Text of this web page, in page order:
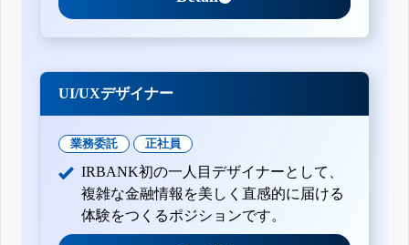
UI/UXデザイナー
業務委託 正社員
IRBANK初の一人目デザイナーとして、
複雑な金融情報を美しく直感的に届ける
体験をつくるポジションです。